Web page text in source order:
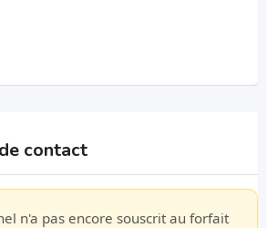
contact
n'a pas encore souscrit au forfait